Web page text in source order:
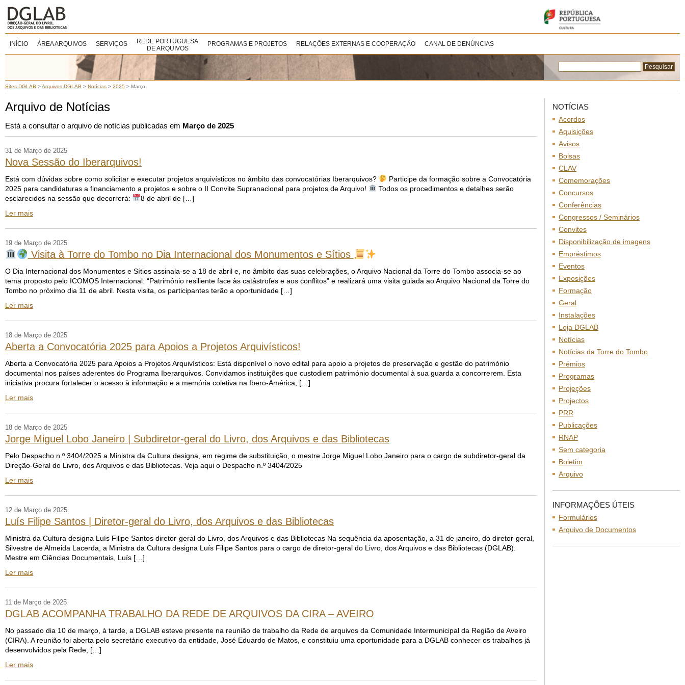
INÍCIO ÁREA ARQUIVOS SERVIÇOS
REDE PORTUGUESA
DE ARQUIVOS
PROGRAMAS E PROJETOS RELAÇÕES EXTERNAS E COOPERAÇÃO CANAL DE DENÚNCIAS
Sites DGLAB >Arquivos DGLAB > Notícias > 2025 > Março
Arquivo de Notícias
Está a consultar o arquivo de notícias publicadas em Março de 2025
31 de Março de 2025
Nova Sessão do Iberarquivos!
Está com dúvidas sobre como solicitar e executar projetos arquivísticos no âmbito das convocatórias Iberarquivos?
Participe da formação sobre a Convocatória
2025 para candidaturas a financiamento a projetos e sobre o II Convite Supranacional para projetos de Arquivo!
Todos os procedimentos e detalhes serão
esclarecidos na sessão que decorrerá:
8 de abril de […]
Ler mais
19 de Março de 2025
Visita à Torre do Tombo no Dia Internacional dos Monumentos e Sítios
O Dia Internacional dos Monumentos e Sítios assinala-se a 18 de abril e, no âmbito das suas celebrações, o Arquivo Nacional da Torre do Tombo associa-se ao
tema proposto pelo ICOMOS Internacional: “Património resiliente face às catástrofes e aos conflitos” e realizará uma visita guiada ao Arquivo Nacional da Torre do
Tombo no próximo dia 11 de abril. Nesta visita, os participantes terão a oportunidade […]
Ler mais
18 de Março de 2025
Aberta a Convocatória 2025 para Apoios a Projetos Arquivísticos!
Aberta a Convocatória 2025 para Apoios a Projetos Arquivísticos: Está disponível o novo edital para apoio a projetos de preservação e gestão do património
documental nos países aderentes do Programa Iberarquivos. Convidamos instituições que custodiem património documental à sua guarda a concorrerem. Esta
iniciativa procura fortalecer o acesso à informação e a memória coletiva na Ibero-América, […]
Ler mais
18 de Março de 2025
Jorge Miguel Lobo Janeiro | Subdiretor-geral do Livro, dos Arquivos e das Bibliotecas
Pelo Despacho n.º 3404/2025 a Ministra da Cultura designa, em regime de substituição, o mestre Jorge Miguel Lobo Janeiro para o cargo de subdiretor-geral da
Direção-Geral do Livro, dos Arquivos e das Bibliotecas. Veja aqui o Despacho n.º 3404/2025
Ler mais
12 de Março de 2025
Luís Filipe Santos | Diretor-geral do Livro, dos Arquivos e das Bibliotecas
Ministra da Cultura designa Luís Filipe Santos diretor-geral do Livro, dos Arquivos e das Bibliotecas Na sequência da aposentação, a 31 de janeiro, do diretor-geral,
Silvestre de Almeida Lacerda, a Ministra da Cultura designa Luís Filipe Santos para o cargo de diretor-geral do Livro, dos Arquivos e das Bibliotecas (DGLAB).
Mestre em Ciências Documentais, Luís […]
Ler mais
11 de Março de 2025
DGLAB ACOMPANHA TRABALHO DA REDE DE ARQUIVOS DA CIRA – AVEIRO
No passado dia 10 de março, à tarde, a DGLAB esteve presente na reunião de trabalho da Rede de arquivos da Comunidade Intermunicipal da Região de Aveiro
(CIRA). A reunião foi aberta pelo secretário executivo da entidade, José Eduardo de Matos, e constituiu uma oportunidade para a DGLAB conhecer os trabalhos já
desenvolvidos pela Rede, […]
Ler mais
NOTÍCIAS
Acordos
Aquisições
Avisos
Bolsas
CLAV
Comemorações
Concursos
Conferências
Congressos / Seminários
Convites
Disponibilização de imagens
Empréstimos
Eventos
Exposições
Formação
Geral
Instalações
Loja DGLAB
Notícias
Notícias da Torre do Tombo
Prémios
Programas
Projeções
Projectos
PRR
Publicações
RNAP
Sem categoria
Boletim
Arquivo
INFORMAÇÕES ÚTEIS
Formulários
Arquivo de Documentos